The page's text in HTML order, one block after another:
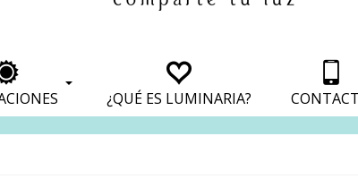
¿QUÉ ES LUMINARIA?